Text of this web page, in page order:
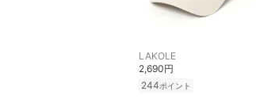
LAKOLE
2,690円
244ポイント